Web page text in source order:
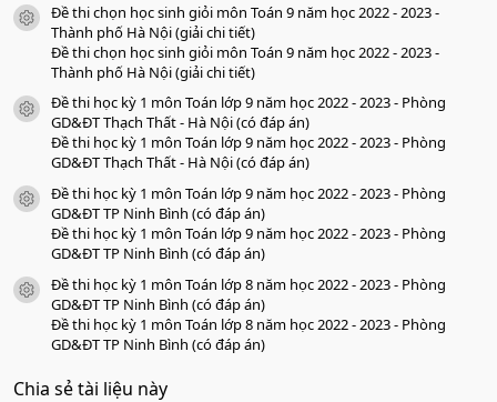
icon tài liệu
Đề thi chọn học sinh giỏi môn Toán 9 năm học 2022 - 2023 -
Thành phố Hà Nội (giải chi tiết)
Đề thi chọn học sinh giỏi môn Toán 9 năm học 2022 - 2023 -
Thành phố Hà Nội (giải chi tiết)
icon tài liệu
Đề thi học kỳ 1 môn Toán lớp 9 năm học 2022 - 2023 - Phòng
GD&ĐT Thạch Thất - Hà Nội (có đáp án)
Đề thi học kỳ 1 môn Toán lớp 9 năm học 2022 - 2023 - Phòng
GD&ĐT Thạch Thất - Hà Nội (có đáp án)
icon tài liệu
Đề thi học kỳ 1 môn Toán lớp 9 năm học 2022 - 2023 - Phòng
GD&ĐT TP Ninh Bình (có đáp án)
Đề thi học kỳ 1 môn Toán lớp 9 năm học 2022 - 2023 - Phòng
GD&ĐT TP Ninh Bình (có đáp án)
icon tài liệu
Đề thi học kỳ 1 môn Toán lớp 8 năm học 2022 - 2023 - Phòng
GD&ĐT TP Ninh Bình (có đáp án)
Đề thi học kỳ 1 môn Toán lớp 8 năm học 2022 - 2023 - Phòng
GD&ĐT TP Ninh Bình (có đáp án)
Chia sẻ tài liệu này